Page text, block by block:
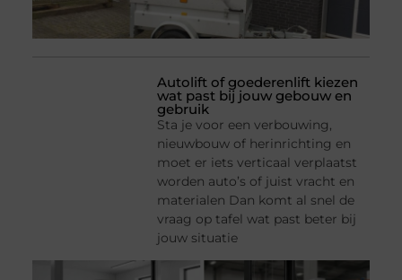
Autolift of goederenlift kiezen
wat past bij jouw gebouw en
gebruik
Sta je voor een verbouwing,
nieuwbouw of herinrichting en
moet er iets verticaal verplaatst
worden auto’s of juist vracht en
materialen Dan komt al snel de
vraag op tafel wat past beter bij
jouw situatie